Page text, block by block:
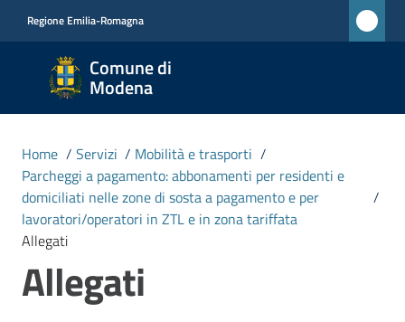
Regione Emilia-Romagna
Comune di
Modena
Comune
di
Modena
CIVICA
MONET
Home / Servizi / Mobilità e trasporti /
Parcheggi a pagamento: abbonamenti per residenti e
domiciliati nelle zone di sosta a pagamento e per
lavoratori/operatori in ZTL e in zona tariffata
/
Allegati
Allegati